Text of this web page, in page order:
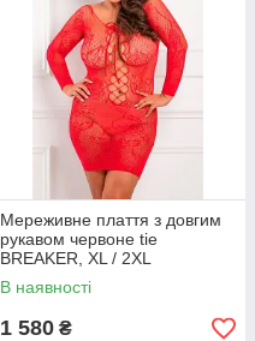
Мереживне плаття з довгим
рукавом червоне tie
BREAKER, XL / 2XL
В наявності
1 580 ₴